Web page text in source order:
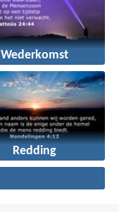
Wederkomst
Redding